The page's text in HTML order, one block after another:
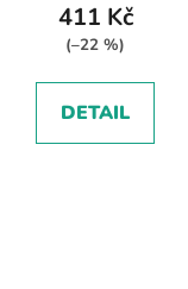
411 Kč
(–22 %)
DETAIL